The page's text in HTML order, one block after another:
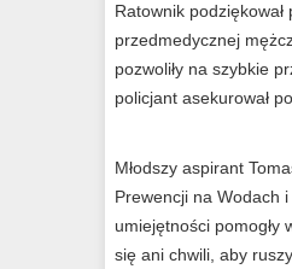
Ratownik
przedmedycznej
pozwoliły na szybkie
policjant asekurował
Młodszy aspirant
Prewencji na Wodach
umiejętności pomogły
się ani chwili, aby